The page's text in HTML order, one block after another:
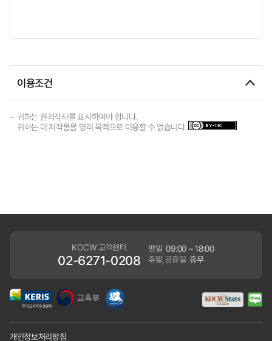
이용조건
귀하는 원저작자를 표시하여야 합니다.
귀하는 이 저작물을 영리 목적으로 이용할 수 없습니다.
KOCW 고객센터
02-6271-0208
평일 09:00 ~ 18:00
주말,공휴일 휴무
개인정보처리방침